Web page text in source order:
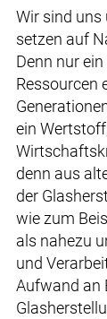
Wir sind
setzen auf
Denn nur
Ressourcen
ein
denn aus
der
wie zum
als nahezu
und
Aufwand an